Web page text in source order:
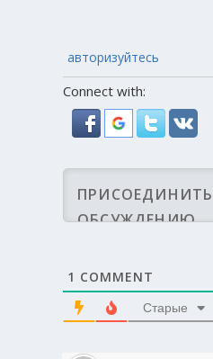
авторизуйтесь
Connect with:
1 COMMENT
Старые